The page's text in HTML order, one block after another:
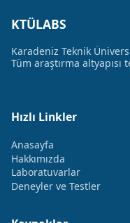
KTÜLABS
Karadeniz Teknik
Tüm araştırma altyapısı
Hızlı Linkler
Anasayfa
Hakkımızda
Laboratuvarlar
Deneyler ve Testler